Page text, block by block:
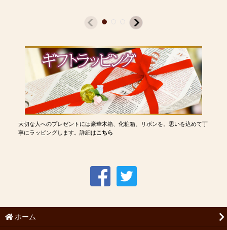
大切な人へのプレゼントには豪華木箱、化粧箱、リボンを。思いを込めて丁
寧にラッピングします。詳細はこちら
ホーム